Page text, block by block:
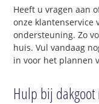
Heeft u vragen aan
onze klantenservice
ondersteuning. Zo
huis. Vul vandaag
in voor het plannen
Hulp bij